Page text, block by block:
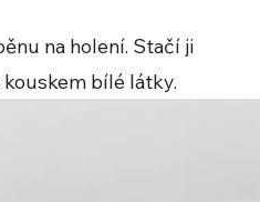
na holení. Stačí ji
bílé látky.